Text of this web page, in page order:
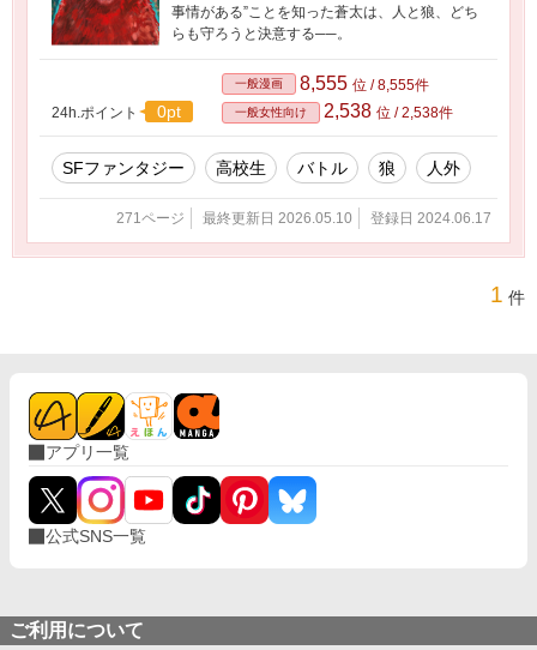
事情がある”ことを知った蒼太は、人と狼、どち
らも守ろうと決意する──。
24h.ポイント 0pt
一般漫画 8,555 位 / 8,555件
一般女性向け 2,538 位 / 2,538件
SFファンタジー 高校生 バトル 狼 人外
271ページ 最終更新日 2026.05.10 登録日 2024.06.17
1 件
アプリ一覧
公式SNS一覧
ご利用について